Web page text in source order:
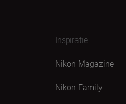
Inspiratie
Nikon Magazine
Nikon Family